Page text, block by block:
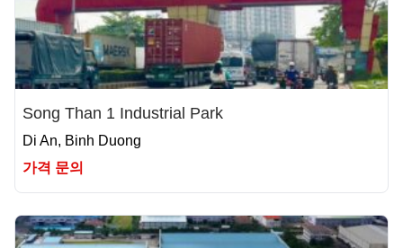
Song Than 1 Industrial Park
Di An, Binh Duong
가격 문의